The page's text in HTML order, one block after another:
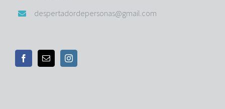
despertadordepersonas@gmail.com